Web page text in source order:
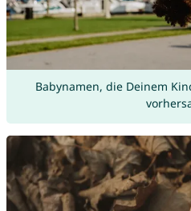
Babynamen, die Deinem